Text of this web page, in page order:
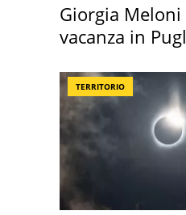
Giorgia
vacanza in
TERRITORIO